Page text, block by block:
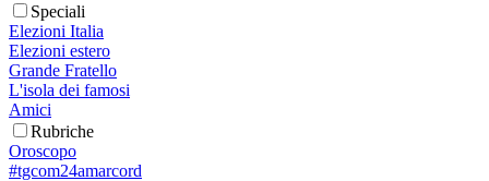
Speciali
Elezioni Italia
Elezioni estero
Grande Fratello
L'isola dei famosi
Amici
Rubriche
Oroscopo
#tgcom24amarcord